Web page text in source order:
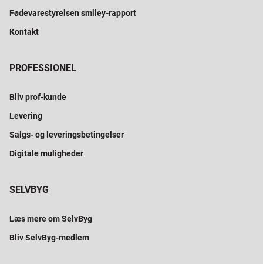
Fødevarestyrelsen smiley-rapport
Kontakt
PROFESSIONEL
Bliv prof-kunde
Levering
Salgs- og leveringsbetingelser
Digitale muligheder
SELVBYG
Læs mere om SelvByg
Bliv SelvByg-medlem